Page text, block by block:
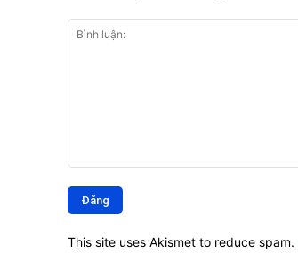
luận:
This site uses Akismet to reduce spam.